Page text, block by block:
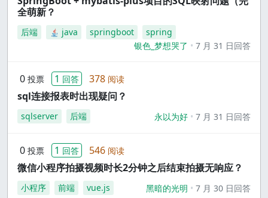
全萌新？
后端 java springboot
spring
银色_梦想哭了
7 月 31 日回答
0 投票 1 回答 378 阅读
sql连接报表时出现疑问？
sqlserver 后端 永以为好 7 月 31 日回答
0 投票 1 回答 546 阅读
微信小程序拍摄视频时长2分钟之后结束拍摄无响应？
小程序 前端 vue.js 黑暗的光明 7 月 30 日回答